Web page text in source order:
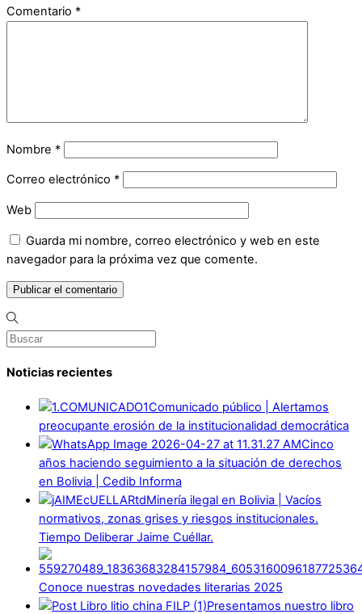
Comentario *
Nombre *
Correo electrónico *
Web
Guarda mi nombre, correo electrónico y web en este
navegador para la próxima vez que comente.
Noticias recientes
Comunicado público | Alertamos
preocupante erosión de la institucionalidad democrática
Cinco
años haciendo seguimiento a la situación de derechos
en Bolivia | Cedib Informa
Minería ilegal en Bolivia | Vacíos
normativos, zonas grises y riesgos institucionales.
Tiempo Deliberar Jaime Cuéllar.
Conoce nuestras novedades literarias 2025
Presentamos nuestro libro